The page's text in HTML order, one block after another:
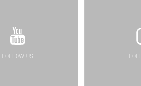
FOLLOW US